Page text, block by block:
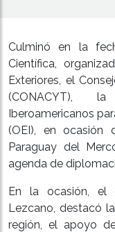
Culminó en la
Científica,
Exteriores, el
(CONACYT),
Iberoamericanos
(OEI), en ocasión
Paraguay del
agenda de
En la ocasión, el
Lezcano, destacó
región, el apoyo